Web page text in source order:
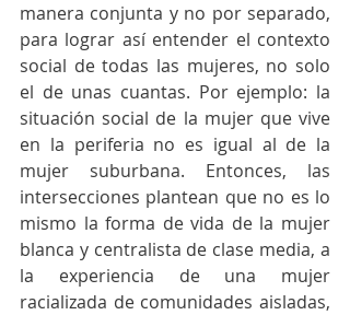
manera conjunta y no por separado,
para lograr así entender el contexto
social de todas las mujeres, no solo
el de unas cuantas. Por ejemplo: la
situación social de la mujer que vive
en la periferia no es igual al de la
mujer suburbana. Entonces, las
intersecciones plantean que no es lo
mismo la forma de vida de la mujer
blanca y centralista de clase media, a
la experiencia de una mujer
racializada de comunidades aisladas,